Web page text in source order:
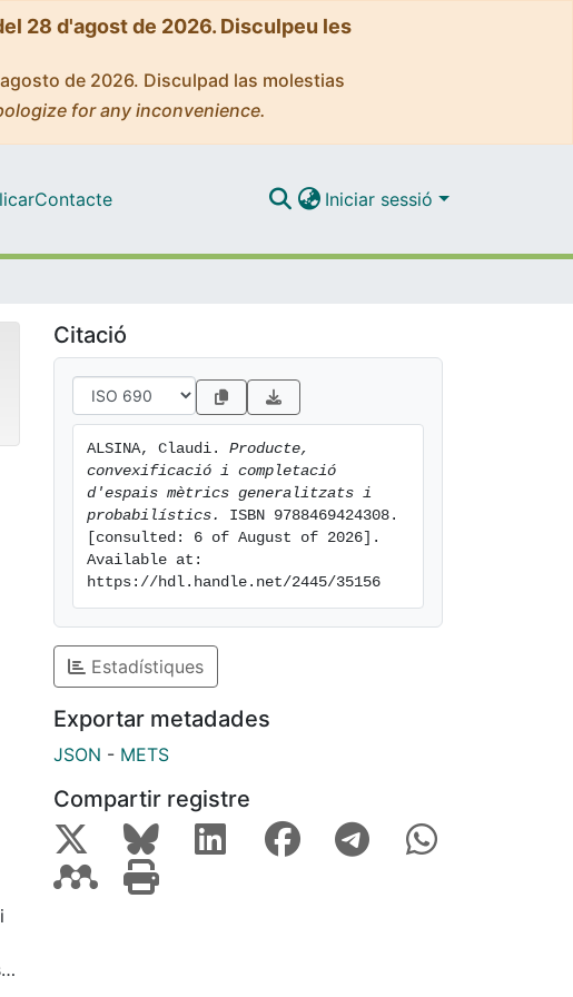
28 d'agost de 2026. Disculpeu les
de 2026. Disculpad las molestias
for any inconvenience.
Contacte Iniciar sessió
Citació
ALSINA, Claudi. Producte,
convexificació i completació
d'espais mètrics generalitzats i
probabilístics.
ISBN 9788469424308.
[consulted: 6 of August of 2026].
Available at:
https://hdl.handle.net/2445/35156
Estadístiques
Exportar metadades
JSON - METS
Compartir registre